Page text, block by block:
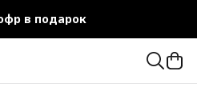
в подарок